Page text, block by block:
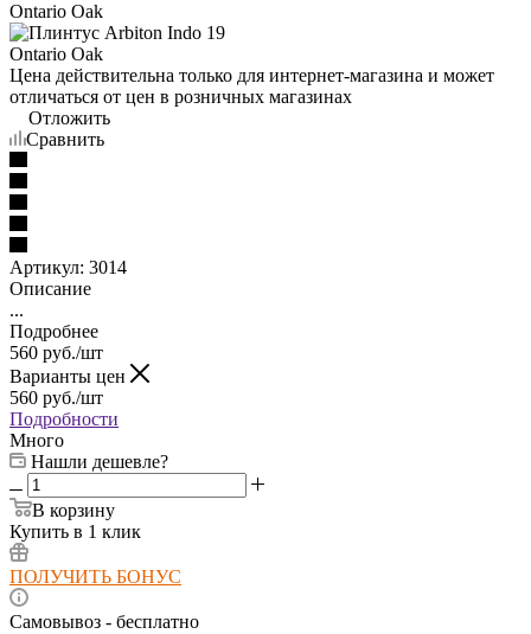
Цена действительна только для интернет-магазина и может
отличаться от цен в розничных магазинах
Отложить
Сравнить
Артикул: 3014
Описание
...
Подробнее
560 руб./шт
Варианты цен
560 руб./шт
Подробности
Много
Нашли дешевле?
В корзину
Купить в 1 клик
ПОЛУЧИТЬ БОНУС
Самовывоз - бесплатно